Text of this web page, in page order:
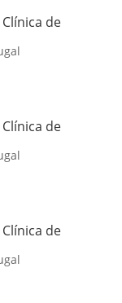
de
de
de